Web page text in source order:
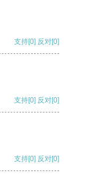
支持[0] 反对[0]
支持[0] 反对[0]
支持[0] 反对[0]